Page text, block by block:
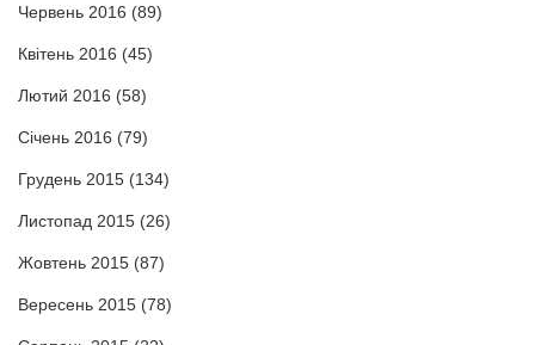
Червень 2016 (89)
Квітень 2016 (45)
Лютий 2016 (58)
Січень 2016 (79)
Грудень 2015 (134)
Листопад 2015 (26)
Жовтень 2015 (87)
Вересень 2015 (78)